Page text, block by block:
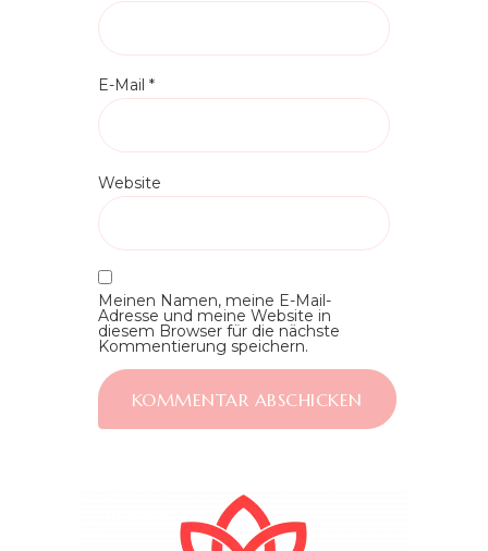
E-Mail *
Website
Meinen Namen, meine E-Mail-
Adresse und meine Website in
diesem Browser für die nächste
Kommentierung speichern.